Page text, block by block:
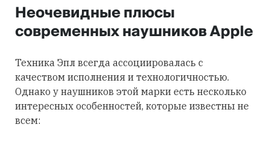
Неочевидные плюсы
современных наушников Apple
Техника Эпл всегда ассоциировалась с
качеством исполнения и технологичностью.
Однако у наушников этой марки есть несколько
интересных особенностей, которые известны не
всем: